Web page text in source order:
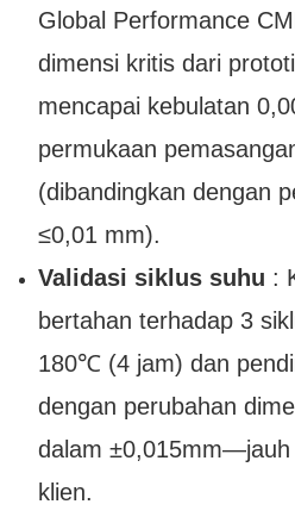
Global Performance
dimensi kritis dari
mencapai kebulatan
permukaan
(dibandingkan dengan
≤0,01 mm).
Validasi siklus suhu :
bertahan terhadap 3
180℃ (4 jam) dan
dengan perubahan
dalam ±0,015mm—jauh
klien.